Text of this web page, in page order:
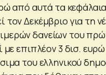
από αυτά τα
τον Δεκέμβριο για τη
δανείων του
με επιπλέον 3 δισ.
του ελληνικού